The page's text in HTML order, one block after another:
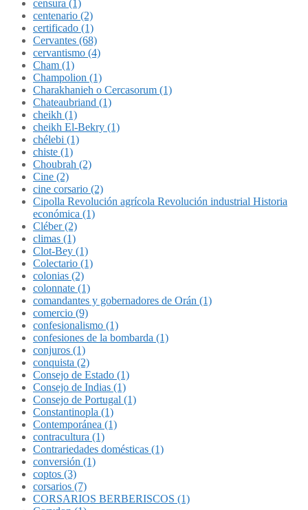
censura (1)
centenario (2)
certificado (1)
Cervantes (68)
cervantismo (4)
Cham (1)
Champolion (1)
Charakhanieh o Cercasorum (1)
Chateaubriand (1)
cheikh (1)
cheikh El-Bekry (1)
chélebi (1)
chiste (1)
Choubrah (2)
Cine (2)
cine corsario (2)
Cipolla Revolución agrícola Revolución industrial Historia
económica (1)
Cléber (2)
climas (1)
Clot-Bey (1)
Colectario (1)
colonias (2)
colonnate (1)
comandantes y gobernadores de Orán (1)
comercio (9)
confesionalismo (1)
confesiones de la bombarda (1)
conjuros (1)
conquista (2)
Consejo de Estado (1)
Consejo de Indias (1)
Consejo de Portugal (1)
Constantinopla (1)
Contemporánea (1)
contracultura (1)
Contrariedades domésticas (1)
conversión (1)
coptos (3)
corsarios (7)
CORSARIOS BERBERISCOS (1)